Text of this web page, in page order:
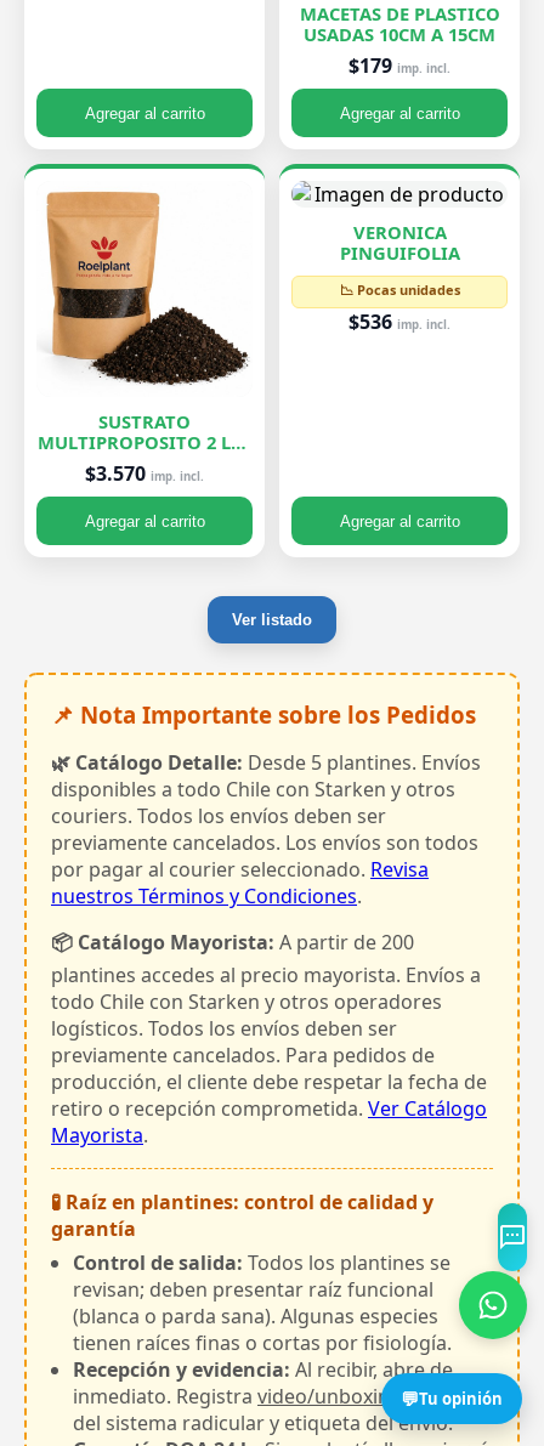
Agregar al carrito
MACETAS DE PLASTICO
USADAS 10CM A 15CM
$179 imp. incl.
Agregar al carrito
SUSTRATO
MULTIPROPOSITO 2 LTS
ROELPLANT
$3.570 imp. incl.
Agregar al carrito
VERONICA
PINGUIFOLIA
📉 Pocas unidades
$536 imp. incl.
Agregar al carrito
Ver listado
📌 Nota Importante sobre los Pedidos
🌿 Catálogo Detalle: Desde 5 plantines. Envíos
disponibles a todo Chile con Starken y otros
couriers. Todos los envíos deben ser
previamente cancelados. Los envíos son todos
por pagar al courier seleccionado. Revisa
nuestros Términos y Condiciones.
📦 Catálogo Mayorista: A partir de 200
plantines accedes al precio mayorista. Envíos a
todo Chile con Starken y otros operadores
logísticos. Todos los envíos deben ser
previamente cancelados. Para pedidos de
producción, el cliente debe respetar la fecha de
retiro o recepción comprometida. Ver Catálogo
Mayorista.
🧪 Raíz en plantines: control de calidad y
garantía
Control de salida: Todos los plantines se
revisan; deben presentar raíz funcional
(blanca o parda sana). Algunas especies
tienen raíces finas o cortas por fisiología.
Recepción y evidencia: Al recibir, abre de
inmediato. Registra video/unboxing y fotos
del sistema radicular y etiqueta del envío.
💬Tu opinión